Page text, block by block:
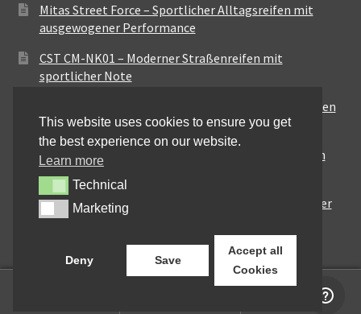
Mitas Street Force – Sportlicher Alltagsreifen mit
ausgewogener Performance
CST CM-NK01 – Moderner Straßenreifen mit
sportlicher Note
Maxxis MA-ST3 – Ausgewogener Sport-Touring-Reifen
für vielseitige Einsätze
Pirelli City Demon – Zuverlässigkeit für den urbanen
Alltag
Metzeler Perfect ME77 – Klassische Optik mit solider
Straßenperformance
This website uses cookies to ensure you get
the best experience on our website.
Learn more
TechnicalTechnical
MarketingMarketing
Deny Save
Accept all
Cookies